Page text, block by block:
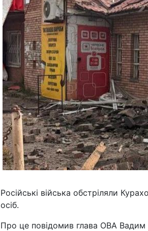
Російські війська обстріляли
осіб.
Про це повідомив глава ОВА Вадим